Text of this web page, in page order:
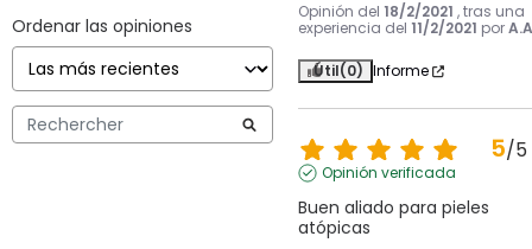
Ordenar las opiniones
Opinión del 18/2/2021 , tras una
experiencia del 11/2/2021 por
Útil(0) Informe
5/5
Opinión verificada
Buen aliado para pieles
atópicas